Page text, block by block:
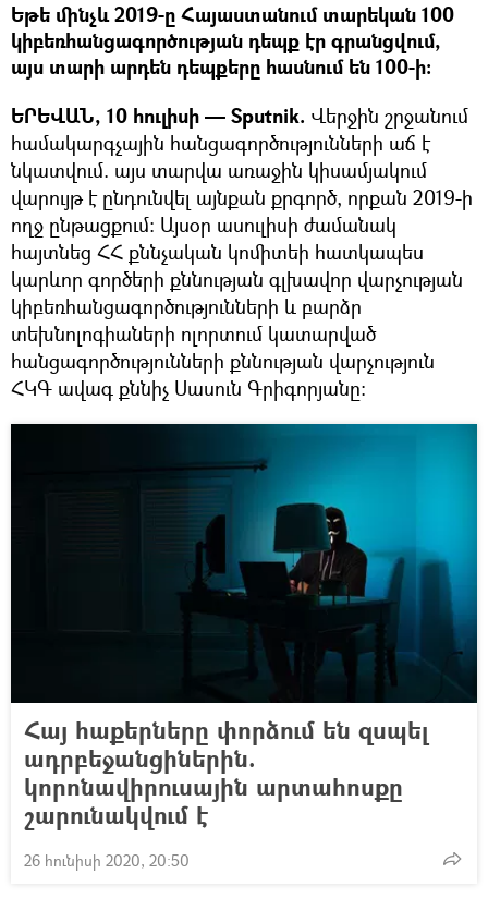
Եթե մինչև 2019-ը Հայաստանում տարեկան 100
կիբեռհանցագործության դեպք էր գրանցվում,
այս տարի արդեն դեպքերը հասնում են 100-ի։
ԵՐԵՎԱՆ, 10 հուլիսի — Sputnik. Վերջին շրջանում
համակարգչային հանցագործությունների աճ է
նկատվում. այս տարվա առաջին կիսամյակում
վարույթ է ընդունվել այնքան քրգործ, որքան 2019-ի
ողջ ընթացքում։ Այսօր ասուլիսի ժամանակ
հայտնեց ՀՀ քննչական կոմիտեի հատկապես
կարևոր գործերի քննության գլխավոր վարչության
կիբեռհանցագործությունների և բարձր
տեխնոլոգիաների ոլորտում կատարված
հանցագործությունների քննության վարչություն
ՀԿԳ ավագ քննիչ Սասուն Գրիգորյանը։
Հայ հաքերները փորձում են զսպել
ադրբեջանցիներին.
կորոնավիրուսային արտահոսքը
շարունակվում է
26 հունիսի 2020, 20:50